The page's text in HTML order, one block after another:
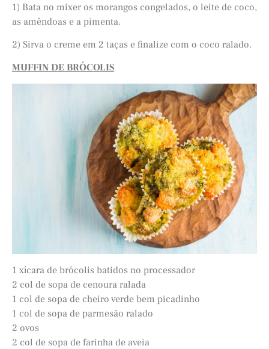
1) Bata no mixer os morangos congelados, o leite de coco,
as amêndoas e a pimenta.
2) Sirva o creme em 2 taças e finalize com o coco ralado.
MUFFIN DE BRÓCOLIS
1 xícara de brócolis batidos no processador
2 col de sopa de cenoura ralada
1 col de sopa de cheiro verde bem picadinho
1 col de sopa de parmesão ralado
2 ovos
2 col de sopa de farinha de aveia